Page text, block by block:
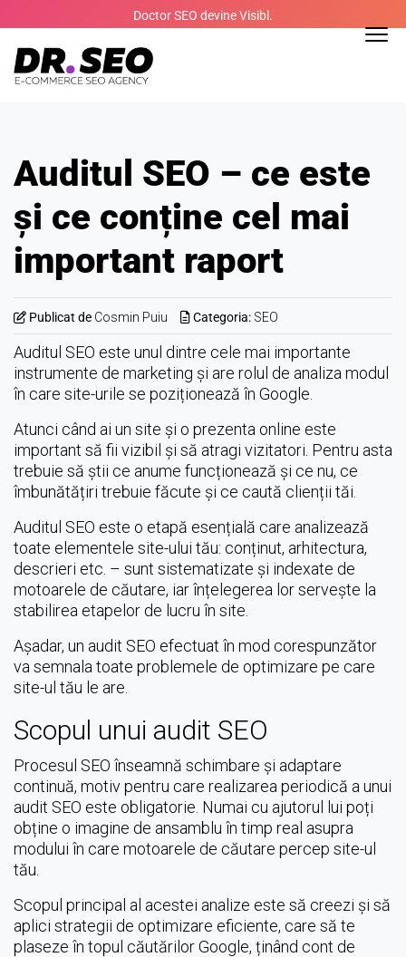
to
content
Doctor SEO devine Visibl.
Auditul SEO – ce este
și ce conține cel mai
important raport
Publicat de Cosmin Puiu Categoria: SEO
Auditul SEO este unul dintre cele mai importante
instrumente de marketing și are rolul de analiza modul
în care site-urile se poziționează în Google.
Atunci când ai un site și o prezenta online este
important să fii vizibil și să atragi vizitatori. Pentru asta
trebuie să știi ce anume funcționează și ce nu, ce
îmbunătățiri trebuie făcute și ce caută clienții tăi.
Auditul SEO este o etapă esențială care analizează
toate elementele site-ului tău: conținut, arhitectura,
descrieri etc. – sunt sistematizate și indexate de
motoarele de căutare, iar înțelegerea lor servește la
stabilirea etapelor de lucru în site.
Așadar, un audit SEO efectuat în mod corespunzător
va semnala toate problemele de optimizare pe care
site-ul tău le are.
Scopul unui audit SEO
Procesul SEO înseamnă schimbare și adaptare
continuă, motiv pentru care realizarea periodică a unui
audit SEO este obligatorie. Numai cu ajutorul lui poți
obține o imagine de ansamblu în timp real asupra
modului în care motoarele de căutare percep site-ul
tău.
Scopul principal al acestei analize este să creezi și să
aplici strategii de optimizare eficiente, care să te
plaseze în topul căutărilor Google, ținând cont de